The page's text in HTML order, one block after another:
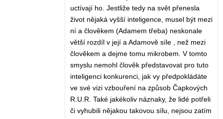
uctívají ho. Jestliže tedy na svět přenesla
život nějaká vyšší inteligence, musel být mezi
ní a člověkem (Adamem třeba) neskonale
větší rozdíl v její a Adamově síle , než mezi
člověkem a dejme tomu mikrobem. V tomto
smyslu nemohl člověk představovat pro tuto
inteligenci konkurenci, jak vy předpokládáte
ve své vizi vzbouření na způsob Čapkových
R.U.R. Také jakékoliv náznaky, že lidé potřeli
či vyhubili nějakou takovou sílu, nejsou zatím